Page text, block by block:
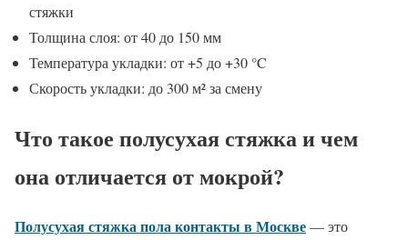
стяжки
Толщина слоя: от 40 до 150 мм
Температура укладки: от +5 до +30 °C
Скорость укладки: до 300 м² за смену
Что такое полусухая стяжка и чем
она отличается от мокрой?
Полусухая стяжка пола контакты в Москве— это